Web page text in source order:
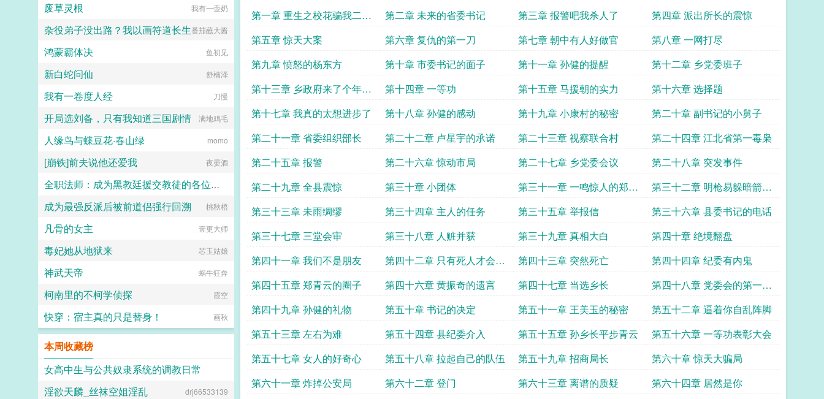
第一章 重生之校花骗我二十
年
第二章 未来的省委书记 第三章 报警吧我杀人了
第四章 派出所长的震惊
第五章 惊天大案
第六章 复仇的第一刀 第七章 朝中有人好做官
第八章 一网打尽
第九章 愤怒的杨东方
第十章 市委书记的面子 第十一章 孙健的提醒
第十二章 乡党委班子
第十三章 乡政府来了个年轻
人
第十四章 一等功 第十五章 马援朝的实力
第十六章 选择题
第十七章 我真的太想进步了
第十八章 孙健的感动 第十九章 小康村的秘密
第二十章 副书记的小舅子
第二十一章 省委组织部长
第二十二章 卢星宇的承诺 第二十三章 视察联合村
第二十四章 江北省第一毒枭
第二十五章 报警
第二十六章 惊动市局 第二十七章 乡党委会议
第二十八章 突发事件
第二十九章 全县震惊
第三十章 小团体
第三十一章 一鸣惊人的郑青
云
第三十二章 明枪易躲暗箭难
防
第三十三章 未雨绸缪 第三十四章 主人的任务 第三十五章 举报信
第三十六章 县委书记的电话
第三十七章 三堂会审
第三十八章 人赃并获 第三十九章 真相大白
第四十章 绝境翻盘
第四十一章 我们不是朋友
第四十二章 只有死人才会保
守秘密
第四十三章 突然死亡
第四十四章 纪委有内鬼
第四十五章 郑青云的圈子
第四十六章 黄振奇的遗言 第四十七章 当选乡长
第四十八章 党委会的第一次
交锋
第四十九章 孙健的礼物 第五十章 书记的决定 第五十一章 王美玉的秘密
第五十二章 逼着你自乱阵脚
第五十三章 左右为难
第五十四章 县纪委介入 第五十五章 孙乡长平步青云
第五十六章 一等功表彰大会
第五十七章 女人的好奇心
第五十八章 拉起自己的队伍 第五十九章 招商局长
第六十章 惊天大骗局
第六十一章 炸掉公安局
第六十二章 登门 第六十三章 离谱的质疑
第六十四章 居然是你
废草灵根
我有一壶奶
杂役弟子没出路？我以画符道长生番茄蘸大酱
鸿蒙霸体决 鱼初见
新白蛇问仙 舒楠泽
我有一卷度人经 刀慢
开局选刘备，只有我知道三国剧情 满地鸡毛
人缘鸟与蝶豆花·春山绿 momo
[崩铁]前夫说他还爱我 夜晏酒
全职法师：成为黑教廷援交教徒的各位婊子
小磊子
成为最强反派后被前道侣强行回溯 桃秋梧
凡骨的女主 壹更大师
毒妃她从地狱来 芯玉姑娘
神武天帝 蜗牛狂奔
柯南里的不柯学侦探 霞空
快穿：宿主真的只是替身！ 画秋
本周收藏榜
女高中生与公共奴隶系统的调教日常
喵不可言
淫欲天麟_丝袜空姐淫乱 drj66533139